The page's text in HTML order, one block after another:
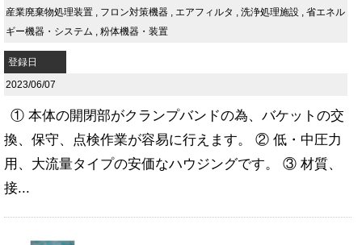
産業廃棄物処理装置 , フロン対策機器 , エアフィルタ , 洗浄処理施設 , 省エネル
ギー機器・システム , 粉体機器・装置
登録日
2023/06/07
① 本体の開閉部がクランプバンドの為、バケットの交
換、保守、点検作業が容易に行えます。 ② 低・中圧力
用、大流量タイプの安価なハウジングです。 ③ 材質、
接...